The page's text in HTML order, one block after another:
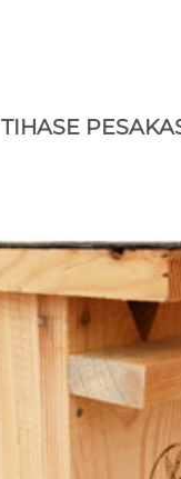
TIHASE